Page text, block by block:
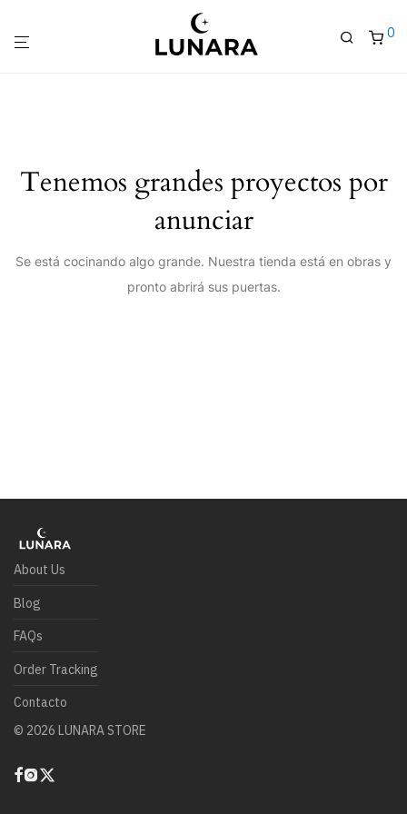
0
Tenemos grandes proyectos por
anunciar
Se está cocinando algo grande. Nuestra tienda está en obras y
pronto abrirá sus puertas.
About Us
Blog
FAQs
Order Tracking
Contacto
© 2026 LUNARA STORE